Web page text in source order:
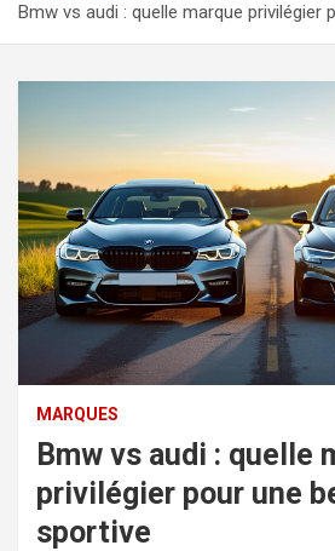
Bmw vs audi : quelle marque privilégier
MARQUES
Bmw vs audi : quelle
privilégier pour une
sportive